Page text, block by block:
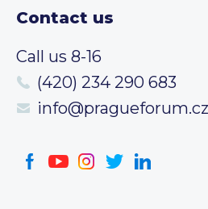
Contact us
Call us 8-16
(420) 234 290 683
info@pragueforum.cz